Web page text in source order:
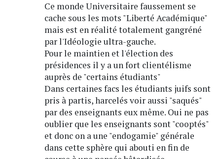
Ce monde Universitaire faussement se
cache sous les mots "Liberté Académique"
mais est en réalité totalement gangréné
par l'Idéologie ultra-gauche.
Pour le maintien et l'élection des
présidences il y a un fort clientélisme
auprès de "certains étudiants"
Dans certaines facs les étudiants juifs sont
pris à partis, harcelés voir aussi "saqués"
par des enseignants eux même. Oui ne pas
oublier que les enseignants sont "cooptés"
et donc on a une "endogamie" générale
dans cette sphère qui abouti en fin de